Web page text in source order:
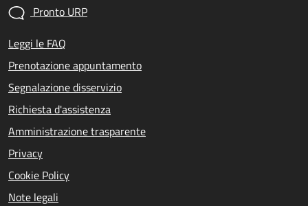
Pronto URP
Leggi le FAQ
Prenotazione appuntamento
Segnalazione disservizio
Richiesta d'assistenza
Amministrazione trasparente
Privacy
Cookie Policy
Note legali